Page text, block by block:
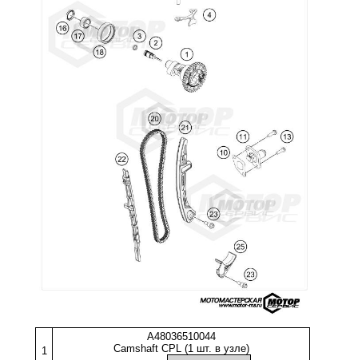
1
A48036510044
Camshaft CPL (1 шт. в узле)